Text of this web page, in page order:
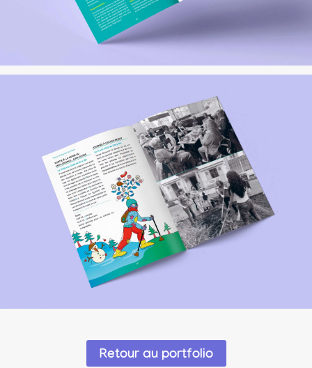
Retour au portfolio